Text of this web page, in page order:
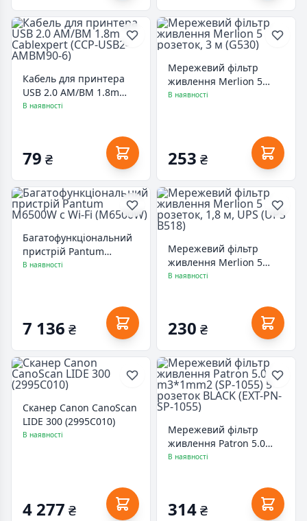
Кабель для принтера
USB 2.0 AM/BM 1.8m
Cablexpert (CCP-USB2-
В наявності
79 ₴
Мережевий фільтр
живлення Merlion 5
розеток, 3 м (G530)
В наявності
253 ₴
Багатофункціональний
пристрій Pantum
M6500W с Wi-Fi
В наявності
7 136 ₴
Мережевий фільтр
живлення Merlion 5
розеток, 1,8 м, UPS (UPS
В наявності
230 ₴
Сканер Canon CanoScan
LIDE 300 (2995C010)
В наявності
4 277 ₴
Мережевий фільтр
живлення Patron 5.0
m3*1mm2 (SP-1055) 5
В наявності
314₴